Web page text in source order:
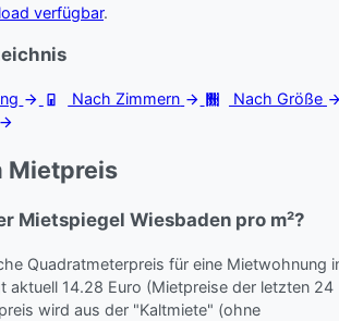
verfügbar.
Nach Zimmern
Nach Größe
Mietpreis
Mietspiegel Wiesbaden pro m²?
Quadratmeterpreis für eine Mietwohnung
aktuell 14.28 Euro (Mietpreise der letzten 24
wird aus der "Kaltmiete" (ohne